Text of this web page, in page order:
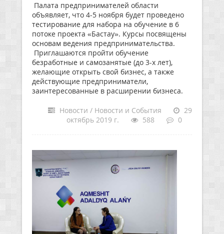
Палата предпринимателей области
объявляет, что 4-5 ноября будет проведено
тестирование для набора на обучение в 6
потоке проекта «Бастау». Курсы посвящены
основам ведения предпринимательства.
Приглашаются пройти обучение
безработные и самозанятые (до 3-х лет),
желающие открыть свой бизнес, а также
действующие предприниматели,
заинтересованные в расширении бизнеса.
Новости / Новости и События
29
октябрь 2019 г.
588 0